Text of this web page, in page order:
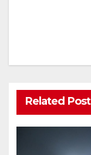
Related Post